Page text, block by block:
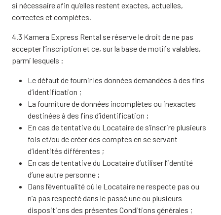
si nécessaire afin qu’elles restent exactes, actuelles,
correctes et complètes.
4.3 Kamera Express Rental se réserve le droit de ne pas
accepter l’inscription et ce, sur la base de motifs valables,
parmi lesquels :
Le défaut de fournir les données demandées à des fins
d’identification ;
La fourniture de données incomplètes ou inexactes
destinées à des fins d’identification ;
En cas de tentative du Locataire de s’inscrire plusieurs
fois et/ou de créer des comptes en se servant
d’identités différentes ;
En cas de tentative du Locataire d’utiliser l’identité
d’une autre personne ;
Dans l’éventualité où le Locataire ne respecte pas ou
n’a pas respecté dans le passé une ou plusieurs
dispositions des présentes Conditions générales ;